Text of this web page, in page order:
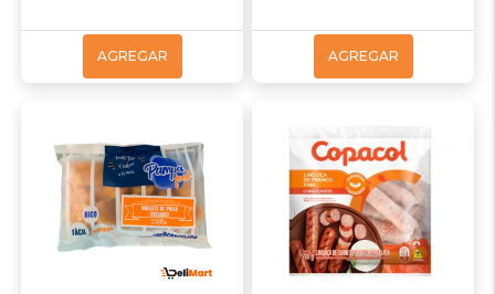
AGREGAR AGREGAR